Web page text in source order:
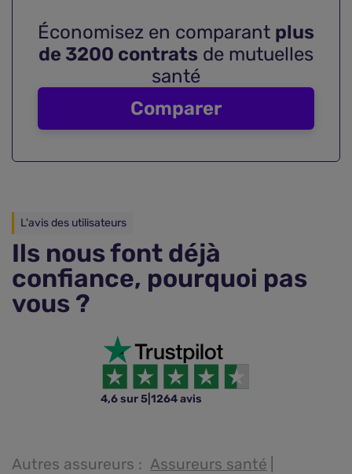
Économisez en comparant plus
de 3200 contrats de mutuelles
santé
Comparer
L'avis des utilisateurs
Ils nous font déjà
confiance, pourquoi pas
vous ?
4,6 sur 5 1264 avis
Autres assureurs : Assureurs santé